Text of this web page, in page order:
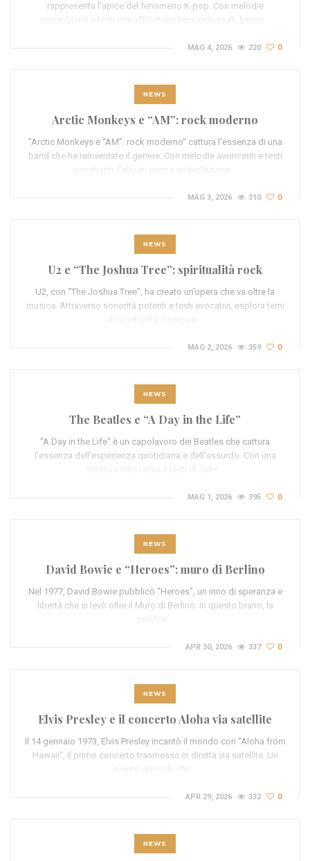
rappresenta l'apice del fenomeno K-pop. Con melodie
coinvolgenti e testi che affrontano temi universali, hanno…
MAG 4, 2026 220 0
NEWS
Arctic Monkeys e “AM”: rock moderno
"Arctic Monkeys e “AM”: rock moderno" cattura l'essenza di una
band che ha reinventato il genere. Con melodie avvincenti e testi
penetranti, l'album segna un'evoluzione…
MAG 3, 2026 310 0
NEWS
U2 e “The Joshua Tree”: spiritualità rock
U2, con “The Joshua Tree”, ha creato un’opera che va oltre la
musica. Attraverso sonorità potenti e testi evocativi, esplora temi
di spiritualità, ricerca e…
MAG 2, 2026 359 0
NEWS
The Beatles e “A Day in the Life”
"A Day in the Life" è un capolavoro dei Beatles che cattura
l'essenza dell'esperienza quotidiana e dell'assurdo. Con una
struttura innovativa e testi di John…
MAG 1, 2026 395 0
NEWS
David Bowie e “Heroes”: muro di Berlino
Nel 1977, David Bowie pubblicò "Heroes", un inno di speranza e
libertà che si levò oltre il Muro di Berlino. In questo brano, la
APR 30, 2026 337 0
NEWS
Elvis Presley e il concerto Aloha via satellite
Il 14 gennaio 1973, Elvis Presley incantò il mondo con "Aloha from
Hawaii", il primo concerto trasmesso in diretta via satellite. Un
evento epocale che…
APR 29, 2026 332 0
NEWS